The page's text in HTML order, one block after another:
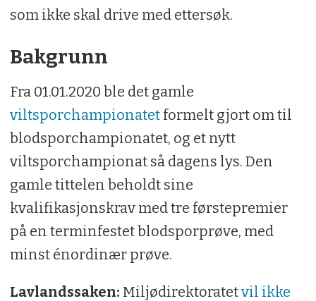
som ikke skal drive med ettersøk.
Bakgrunn
Fra 01.01.2020 ble det gamle
viltsporchampionatetformelt gjort om til
blodsporchampionatet, og et nytt
viltsporchampionat så dagens lys. Den
gamle tittelen beholdt sine
kvalifikasjonskrav med tre førstepremier
på en terminfestet blodsporprøve, med
minst énordinær prøve.
Lavlandssaken: Miljødirektoratetvil ikke